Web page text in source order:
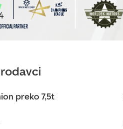
preko 7,5t